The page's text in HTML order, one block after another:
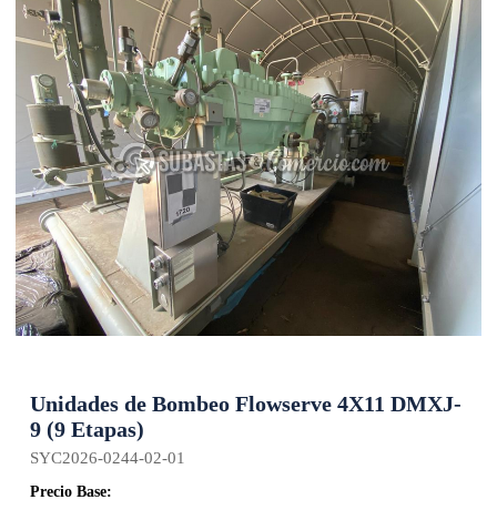
Unidades de Bombeo Flowserve 4X11 DMXJ-
9 (9 Etapas)
SYC2026-0244-02-01
Precio Base: